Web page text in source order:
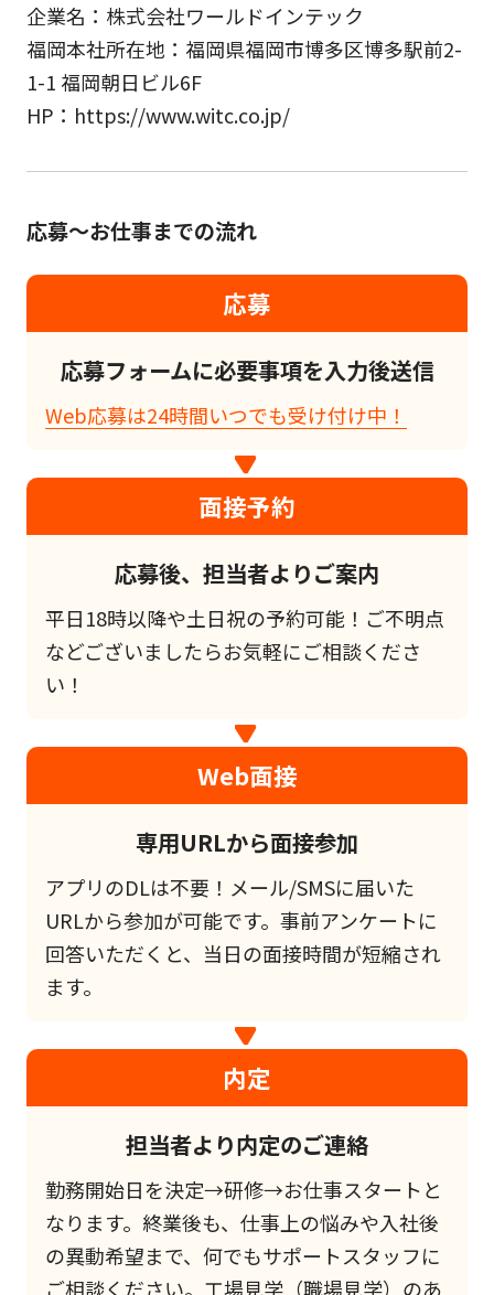
企業名：株式会社ワールドインテック
福岡本社所在地：福岡県福岡市博多区博多駅前2-
1-1 福岡朝日ビル6F
HP：https://www.witc.co.jp/
応募～お仕事までの流れ
応募
応募フォームに必要事項を入力後送信
Web応募は24時間いつでも受け付け中！
面接予約
応募後、担当者よりご案内
平日18時以降や土日祝の予約可能！ご不明点
などございましたらお気軽にご相談くださ
い！
Web面接
専用URLから面接参加
アプリのDLは不要！メール/SMSに届いた
URLから参加が可能です。事前アンケートに
回答いただくと、当日の面接時間が短縮され
ます。
内定
担当者より内定のご連絡
勤務開始日を決定→研修→お仕事スタートと
なります。終業後も、仕事上の悩みや入社後
の異動希望まで、何でもサポートスタッフに
ご相談ください。工場見学（職場見学）のあ